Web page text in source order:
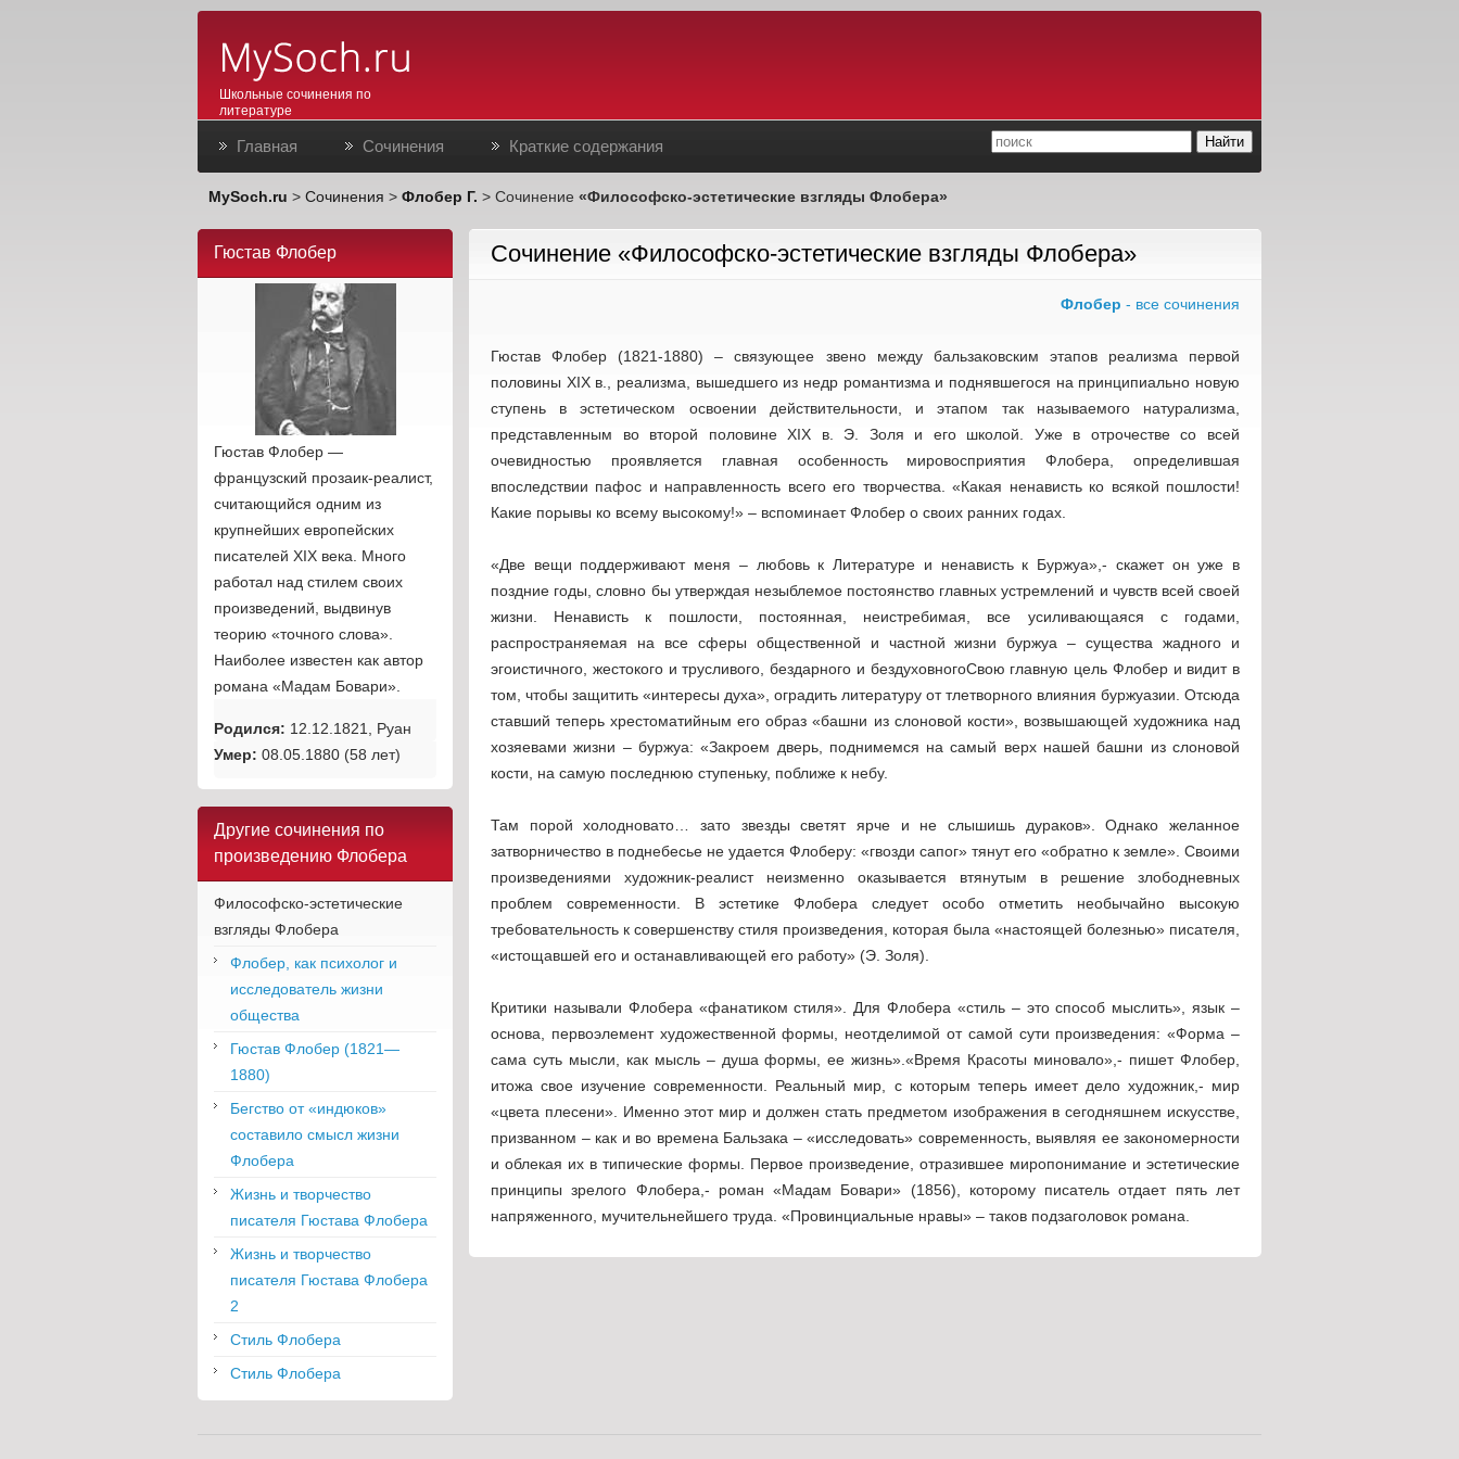
Школьные сочинения по
литературе
Главная Сочинения Краткие содержания
MySoch.ru > Сочинения > Флобер Г. > Сочинение «Философско-эстетические взгляды Флобера»
Гюстав Флобер
Гюстав Флобер —
французский прозаик-реалист,
считающийся одним из
крупнейших европейских
писателей XIX века. Много
работал над стилем своих
произведений, выдвинув
теорию «точного слова».
Наиболее известен как автор
романа «Мадам Бовари».
Родился: 12.12.1821, Руан
Умер: 08.05.1880 (58 лет)
Другие сочинения по
произведению Флобера
Философско-эстетические
взгляды Флобера
Флобер, как психолог и
исследователь жизни
общества
Гюстав Флобер (1821—
1880)
Бегство от «индюков»
составило смысл жизни
Флобера
Жизнь и творчество
писателя Гюстава Флобера
Жизнь и творчество
писателя Гюстава Флобера
2
Стиль Флобера
Стиль Флобера
Сочинение «Философско-эстетические взгляды Флобера»
Флобер - все сочинения
Гюстав Флобер (1821-1880) – связующее звено между бальзаковским этапов реализма первой
половины XIX в., реализма, вышедшего из недр романтизма и поднявшегося на принципиально новую
ступень в эстетическом освоении действительности, и этапом так называемого натурализма,
представленным во второй половине XIX в. Э. Золя и его школой. Уже в отрочестве со всей
очевидностью проявляется главная особенность мировосприятия Флобера, определившая
впоследствии пафос и направленность всего его творчества. «Какая ненависть ко всякой пошлости!
Какие порывы ко всему высокому!» – вспоминает Флобер о своих ранних годах.
«Две вещи поддерживают меня – любовь к Литературе и ненависть к Буржуа»,- скажет он уже в
поздние годы, словно бы утверждая незыблемое постоянство главных устремлений и чувств всей своей
жизни. Ненависть к пошлости, постоянная, неистребимая, все усиливающаяся с годами,
распространяемая на все сферы общественной и частной жизни буржуа – существа жадного и
эгоистичного, жестокого и трусливого, бездарного и бездуховногоСвою главную цель Флобер и видит в
том, чтобы защитить «интересы духа», оградить литературу от тлетворного влияния буржуазии. Отсюда
ставший теперь хрестоматийным его образ «башни из слоновой кости», возвышающей художника над
хозяевами жизни – буржуа: «Закроем дверь, поднимемся на самый верх нашей башни из слоновой
кости, на самую последнюю ступеньку, поближе к небу.
Там порой холодновато… зато звезды светят ярче и не слышишь дураков». Однако желанное
затворничество в поднебесье не удается Флоберу: «гвозди сапог» тянут его «обратно к земле». Своими
произведениями художник-реалист неизменно оказывается втянутым в решение злободневных
проблем современности. В эстетике Флобера следует особо отметить необычайно высокую
требовательность к совершенству стиля произведения, которая была «настоящей болезнью» писателя,
«истощавшей его и останавливающей его работу» (Э. Золя).
Критики называли Флобера «фанатиком стиля». Для Флобера «стиль – это способ мыслить», язык –
основа, первоэлемент художественной формы, неотделимой от самой сути произведения: «Форма –
сама суть мысли, как мысль – душа формы, ее жизнь».«Время Красоты миновало»,- пишет Флобер,
итожа свое изучение современности. Реальный мир, с которым теперь имеет дело художник,- мир
«цвета плесени». Именно этот мир и должен стать предметом изображения в сегодняшнем искусстве,
призванном – как и во времена Бальзака – «исследовать» современность, выявляя ее закономерности
и облекая их в типические формы. Первое произведение, отразившее миропонимание и эстетические
принципы зрелого Флобера,- роман «Мадам Бовари» (1856), которому писатель отдает пять лет
напряженного, мучительнейшего труда. «Провинциальные нравы» – таков подзаголовок романа.